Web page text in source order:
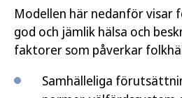
Modellen här nedanför
god och jämlik hälsa och
faktorer som påverkar
Samhälleliga